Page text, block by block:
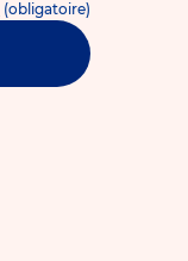
(obligatoire)